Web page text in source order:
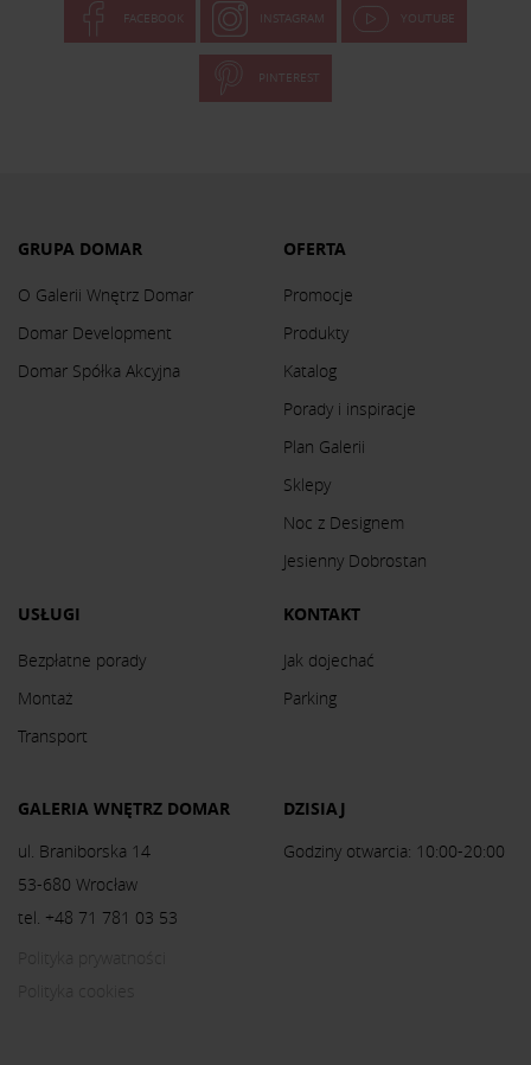
FACEBOOK INSTAGRAM YOUTUBE
PINTEREST
GRUPA DOMAR
O Galerii Wnętrz Domar
Domar Development
Domar Spółka Akcyjna
OFERTA
Promocje
Produkty
Katalog
Porady i inspiracje
Plan Galerii
Sklepy
Noc z Designem
Jesienny Dobrostan
USŁUGI
Bezpłatne porady
Montaż
Transport
KONTAKT
Jak dojechać
Parking
GALERIA WNĘTRZ DOMAR
ul. Braniborska 14
53-680 Wrocław
tel. +48 71 781 03 53
DZISIAJ
Godziny otwarcia: 10:00-20:00